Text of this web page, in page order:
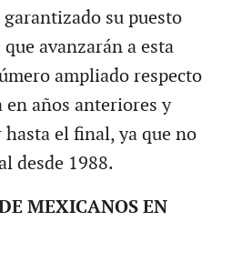
su puesto
avanzarán a esta
ampliado respecto
en años anteriores y
el final, ya que no
desde 1988.
MEXICANOS EN